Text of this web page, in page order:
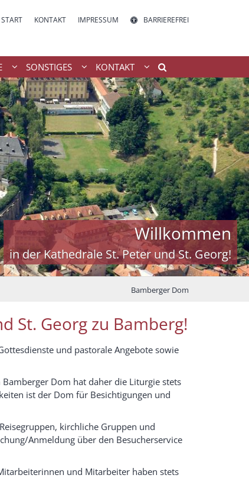
START KONTAKT IMPRESSUM BARRIEREFREI
SONSTIGES KONTAKT
Willkommen
in der Kathedrale St. Peter und St. Georg!
Bamberger Dom
St. Georg zu Bamberg!
und pastorale Angebote sowie
Dom hat daher die Liturgie stets
ist der Dom für Besichtigungen und
kirchliche Gruppen und
Anmeldung über den Besucherservice
und Mitarbeiter haben stets